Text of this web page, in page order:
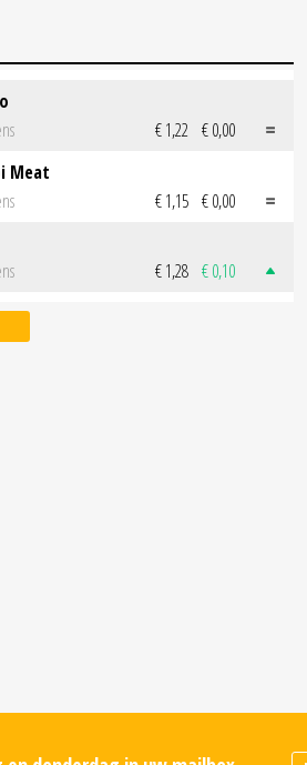
€ 1,22 € 0,00
Meat
€ 1,15 € 0,00
€ 1,28 € 0,10